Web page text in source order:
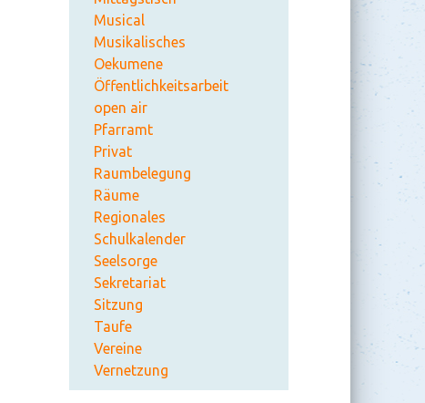
Musical
Musikalisches
Oekumene
Öffentlichkeitsarbeit
open air
Pfarramt
Privat
Raumbelegung
Räume
Regionales
Schulkalender
Seelsorge
Sekretariat
Sitzung
Taufe
Vereine
Vernetzung